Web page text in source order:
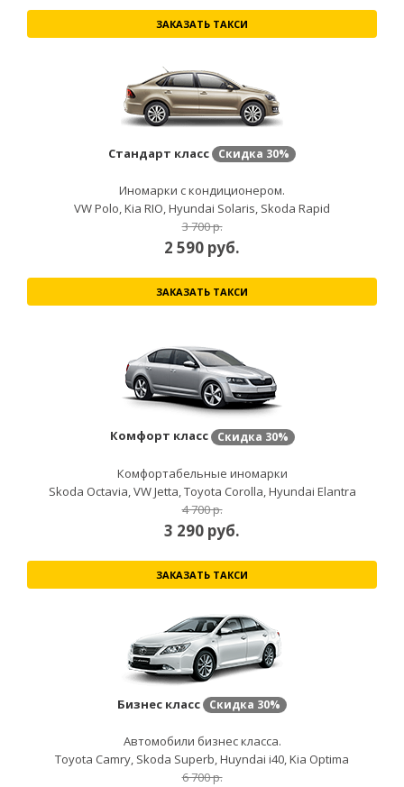
ЗАКАЗАТЬ ТАКСИ
Стандарт класс Скидка 30%
Иномарки с кондиционером.
VW Polo, Kia RIO, Hyundai Solaris, Skoda Rapid
3 700 р.
2 590 руб.
ЗАКАЗАТЬ ТАКСИ
Комфорт класс Скидка 30%
Комфортабельные иномарки
Skoda Octavia, VW Jetta, Toyota Corolla, Hyundai Elantra
4 700 р.
3 290 руб.
ЗАКАЗАТЬ ТАКСИ
Бизнес класс Скидка 30%
Автомобили бизнес класса.
Toyota Camry, Skoda Superb, Huyndai i40, Kia Optima
6 700 р.